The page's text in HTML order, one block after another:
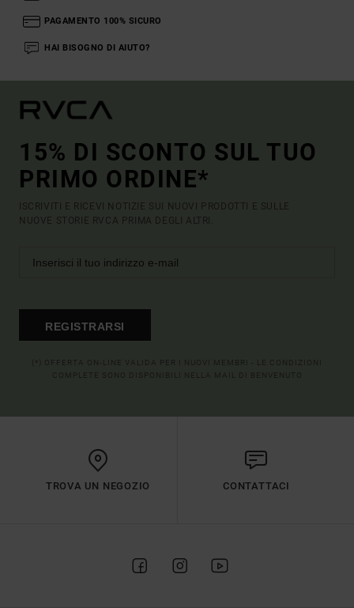
PAGAMENTO 100% SICURO
HAI BISOGNO DI AIUTO?
15% DI SCONTO SUL TUO
PRIMO ORDINE*
ISCRIVITI E RICEVI NOTIZIE SUI NUOVI PRODOTTI E SULLE
NUOVE STORIE RVCA PRIMA DEGLI ALTRI.
REGISTRARSI
TROVA UN NEGOZIO CONTATTACI